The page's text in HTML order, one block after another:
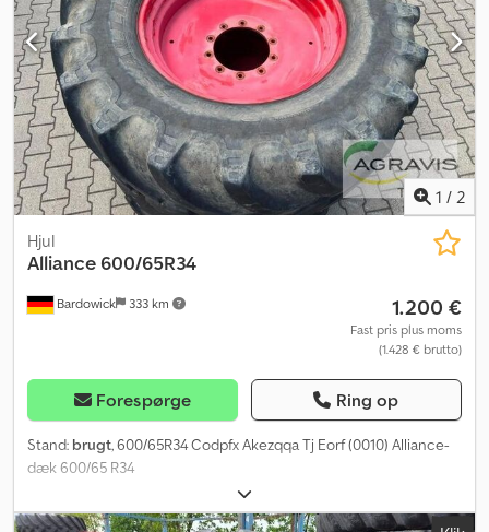
1 / 2
Bardowick 333 km
Hjul
Alliance 600/65R34
1.200 €
Fast pris plus moms
(1.428 € brutto)
Forespørge Ring op
Stand: brugt, 600/65R34 Codpfx Akezqqa Tj Eorf (0010) Alliance-
dæk 600/65 R34